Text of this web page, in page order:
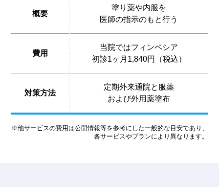
概要
塗り薬や内服を
医師の指示のもと行う
費用
当院ではフィンペシア
初診1ヶ月1,840円（税込）
対策方法
定期外来通院と服薬
および外用薬塗布
※他サービスの費用は公開情報等を参考にした一般的な目安であり、
各サービスやプランにより異なります。